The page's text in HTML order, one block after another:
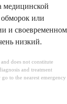
медицинской
или
и своевременном
низкий.
does not constitute
and treatment
to the nearest emergency